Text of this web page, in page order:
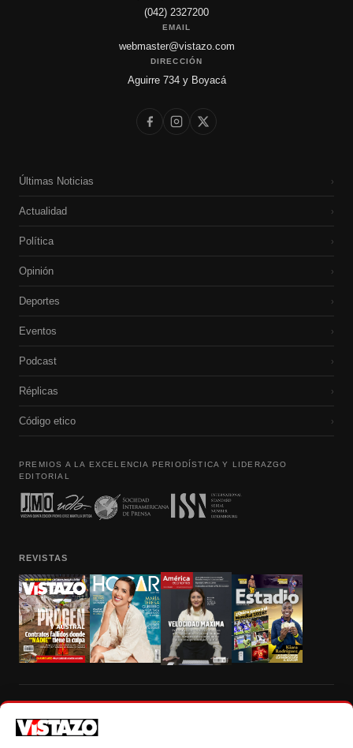
(042) 2327200
EMAIL
webmaster@vistazo.com
DIRECCIÓN
Aguirre 734 y Boyacá
Últimas Noticias ›
Actualidad ›
Política ›
Opinión ›
Deportes ›
Eventos ›
Podcast ›
Réplicas ›
Código etico ›
PREMIOS A LA EXCELENCIA PERIODÍSTICA Y LIDERAZGO
EDITORIAL
REVISTAS
autorización escrita de su titular, de todos los contenidos de Vistazo.com.